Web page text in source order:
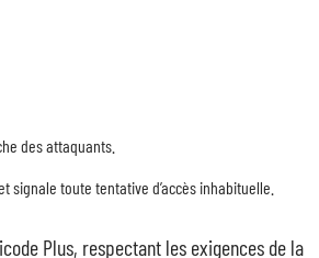
des attaquants.
toute tentative d’accès inhabituelle.
Plus, respectant les exigences de la